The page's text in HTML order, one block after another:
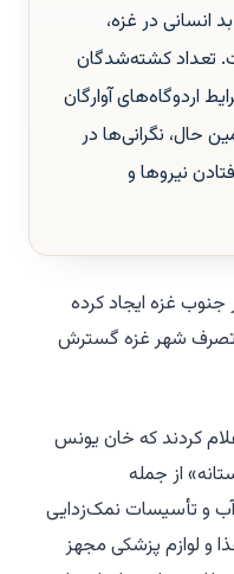
انسانی در غزه،
تعداد کشته‌شدگان
و شرایط اردوگاه‌های آوارگان
حال، نگرانی‌ها در
نیروها و
غزه ایجاد کرده
تصرف شهر غزه گسترش
کردند که خان یونس
از جمله
و تأسیسات نمک‌زدایی
و لوازم پزشکی مجهز